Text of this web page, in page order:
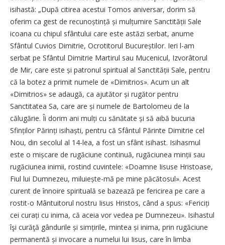
isihastă: „După citirea acestui Tomos aniversar, dorim să
oferim ca gest de recunoș­tință și mulțu­mire Sancti­tății Sale
icoana cu chipul sfântului care este astăzi serbat, anume
Sfântul Cuvios Dimitrie, Ocrotitorul Bucureștilor. Ieri l-am
serbat pe Sfântul Dimitrie Martirul sau Mucenicul, Izvorâtorul
de Mir, care este și patronul spiritual al Sanc­tității Sale, pentru
că la botez a primit numele de «Dimitrios». Acum un alt
«Dimitrios» se adaugă, ca ajutător și rugător pentru
Sanctitatea Sa, care are și numele de Bartolomeu de la
călugărie. Îi dorim ani mulți cu sănătate și să aibă bucuria
Sfinților Părinți isi­haști, pentru că Sfântul Părinte Dimitrie cel
Nou, din secolul al 14-lea, a fost un sfânt isihast. Isihasmul
este o mișcare de rugăciune continuă, rugăciunea minții sau
rugăciunea inimii, rostind cuvintele: «Doamne Iisuse Hristoase,
Fiul lui Dumnezeu, miluiește-mă pe mine păcătosul». Acest
curent de înnoire spirituală se bazează pe fericirea pe care a
rostit-o Mântuitorul nostru Iisus Hristos, când a spus: «Fericiți
cei curați cu inima, că aceia vor vedea pe Dumnezeu». Isihastul
îşi curăţă gândurile și simțirile, mintea și inima, prin rugăciune
permanentă și invocare a numelui lui Iisus, care în limba